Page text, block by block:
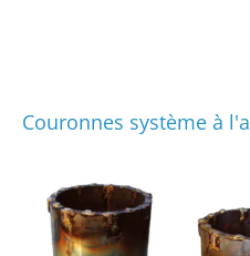
Couronnes système à